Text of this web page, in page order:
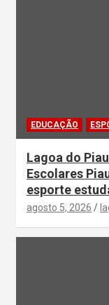
EDUCAÇÃO
Lagoa do
Escolares
esporte
agosto 5, 2026